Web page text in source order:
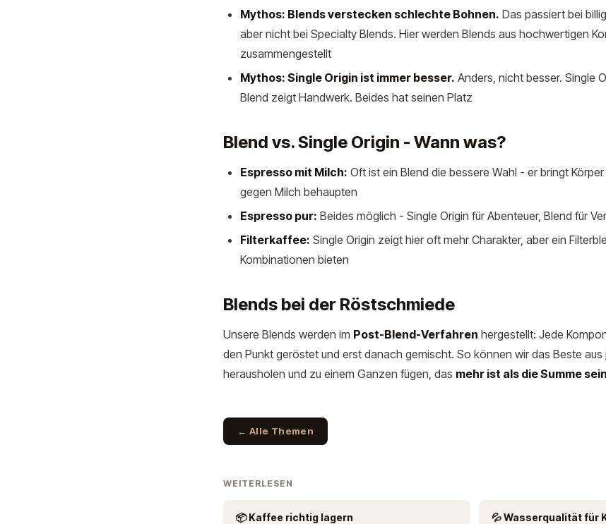
Mythos: Blends verstecken schlechte Bohnen. Das passiert bei
aber nicht bei Specialty Blends. Hier werden Blends aus hochwertigen
zusammengestellt
Mythos: Single Origin ist immer besser. Anders, nicht besser. Single
Blend zeigt Handwerk. Beides hat seinen Platz
Blend vs. Single Origin - Wann was?
Espresso mit Milch: Oft ist ein Blend die bessere Wahl - er bringt
gegen Milch behaupten
Espresso pur: Beides möglich - Single Origin für Abenteuer, Blend für
Filterkaffee: Single Origin zeigt hier oft mehr Charakter, aber ein
Kombinationen bieten
Blends bei der Röstschmiede
Unsere Blends werden im Post-Blend-Verfahren hergestellt: Jede
den Punkt geröstet und erst danach gemischt. So können wir das Beste aus
herausholen und zu einem Ganzen fügen, das mehr ist als die Summe
← Alle Themen
WEITERLESEN
📦 Kaffee richtig lagern 💦 Wasserqualität für